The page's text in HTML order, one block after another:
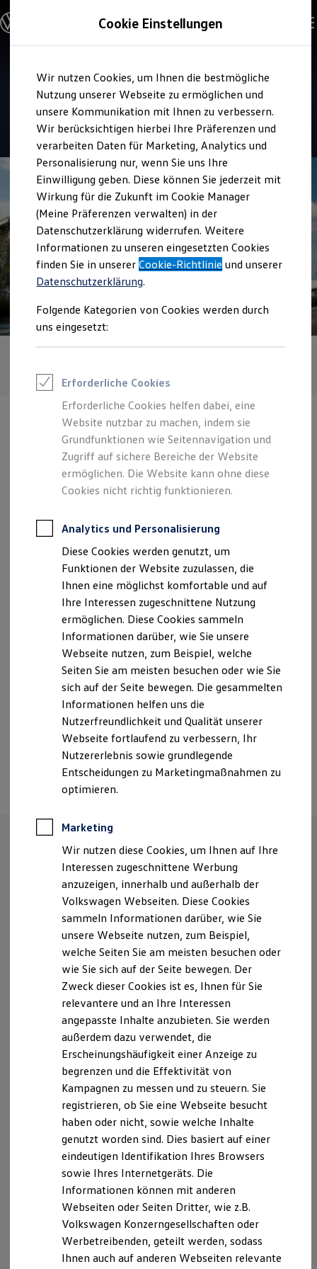
Hauptinhalt
springen
Footer
springen
Modelle & Konfigurator
Nutzfahrzeugkategorien entdecken
Modelle konfigurieren
Vorgängermodelle und Oldtimer
Vorgängermodelle
Oldtimer
Bulli Historie
Branchenlösungen & Gewerbekunden
Umbaulösungen und Hersteller finden
Auf- und Umbauten entdecken & konfigurieren
Groß- und Sonderkunden
Großkunden
Kommunen & Behörden
Journalisten
Sportvereine
Branchenlösungen
Bau & Handwerk
Gewerbliche Personenbeförderung
Service & mobile Werkstätten
Kurier, Logistik & Handel
Feuerwehr
Rettungsdienste
ONE Business ID Vorteile
Fahrzeugsuche & Marktplatz
Digitaler Marktplatz
Kauf & Finanzierung
Online-Fahrzeugbewertung
Aktionen & Angebote
E-Auto-Förderung
Für Privatkunden
Für Gewerbekunden
Profi Paket
TopDeal
Zertifizierte Gebrauchtwagen
Für Privatkunden
Für Gewerbekunden
Leasing
Für Privatkunden
Für Gewerbekunden
Versicherungen & Garantien
Garantien
Kfz-Versicherung für Nutzfahrzeuge
Restschuldversicherung
Wartungsverträge
Besitzer & Service
Reparatur & Service
Sommer-Special
Reparatur, Pflege & Inspektion
Servicetermin anfragen
Service-Vorteile bei Volkswagen Nutzfahrzeuge
ServicePlus
Economy Service
Räder & Reifen Service
Ersatzfahrzeuge
Software, Konnektivität & Apps
California App
VW Connect für Ihren ID. Buzz
VW Connect für Ihren Transporter/Caravelle
VW Connect für Ihren Amarok
VW Connect für andere Modelle
Connect Pro
Fleet Interface Data
Multistop Pathfinder
Übersicht Software Updates
Hilfreiches für Besitzer
Fahrerassistenz- und Sicherheitssysteme
Kontrollleuchten
Kurzfahrprofile und Ölverdünnung
XTL-Dieselkraftstoff
Ersatzteile und Betriebsflüssigkeiten
Original Zubehör und Lifestyle Produkte
myVolkswagen
myVolkswagen Business
Elektrisch & Autonom
Elektro - & Hybridfahrzeuge
Unser Ansatz
Klimafreundlicher Strom
Reichweite & Ladelösungen
Reichweitensimulator
Ladezeitensimulator
Ladelösungen für Privatkunden
Ladelösungen für Gewerbekunden
Wallbox und Ladekabel
Förderung & Kosten der Elektrofahrzeuge
Fördermöglichkeiten für Privatkunden
Fördermöglichkeiten für Gewerbekunden
Service
Autohaus Humm
4.8|47 Bewertungen
Verantwortlich für die Inhalte auf dieser Seite ist die Autohaus
Impressum & Rechtliches
Zentrale
Ulmer Straße 97, 88471 Laupheim
autohaus.humm@humm.vapn.de
+49 7392 97020
Montag-Freitag 07:30-18:00 Uhr
Samstag
08:30-12:30 Uhr
Ansprechpartner
Termin vereinbaren
Willkommen in unserem
Autohaus
1966 gründeten das Ehepaar Brigitte und Paul Humm
das Autohaus Humm in Laupheim. Sie hatten von
Anfang an den Traum, den besten Kundenservice und
die besten Reparaturleistungen anzubieten. Anfangs
wurden Modelle aller Fabrikate und
landwirtschaftliche Maschinen instandgesetzt und
gewartet. 1971 erhielt das Autohaus die Vertretung
der Automarke Audi NSU für Laupheim und
Umgebung. Mit der wachsenden Anzahl an
Kund:innen erfolgte 1972 der Umzug in die Ulmer
Straße 97 in Laupheim in eine moderne
Reparaturwerkstatt für PKW und Nutzfahrzeuge. Dort
erweiterten sie ihre Werkstatt und schafften eine
neue Ausstellungshalle, um die wachsende Anzahl
von Modellen der Marke Volkswagen und Audi
gerecht zu werden. Durch die Fusion von Volkswagen
und Audi in den 70er Jahren wurde das Autohaus
Humm ein Vertriebs- und Vermittlungspartner für die
Marken Volkswagen, Audi und Volkswagen
Nutzfahrzeuge. In den 80er Jahren traten die Söhne
Cookie Einstellungen
Wir nutzen Cookies, um Ihnen die bestmögliche
Nutzung unserer Webseite zu ermöglichen und
unsere Kommunikation mit Ihnen zu verbessern.
Wir berücksichtigen hierbei Ihre Präferenzen und
verarbeiten Daten für Marketing, Analytics und
Personalisierung nur, wenn Sie uns Ihre
Einwilligung geben. Diese können Sie jederzeit mit
Wirkung für die Zukunft im Cookie Manager
(Meine Präferenzen verwalten) in der
Datenschutzerklärung widerrufen. Weitere
Informationen zu unseren eingesetzten Cookies
finden Sie in unsererCookie-Richtlinie und unserer
Datenschutzerklärung.
Folgende Kategorien von Cookies werden durch
uns eingesetzt:
Erforderliche Cookies
Erforderliche Cookies helfen dabei, eine
Website nutzbar zu machen, indem sie
Grundfunktionen wie Seitennavigation und
Zugriff auf sichere Bereiche der Website
ermöglichen. Die Website kann ohne diese
Cookies nicht richtig funktionieren.
Analytics und Personalisierung
Diese Cookies werden genutzt, um
Funktionen der Website zuzulassen, die
Ihnen eine möglichst komfortable und auf
Ihre Interessen zugeschnittene Nutzung
ermöglichen. Diese Cookies sammeln
Informationen darüber, wie Sie unsere
Webseite nutzen, zum Beispiel, welche
Seiten Sie am meisten besuchen oder wie Sie
sich auf der Seite bewegen. Die gesammelten
Informationen helfen uns die
Nutzerfreundlichkeit und Qualität unserer
Webseite fortlaufend zu verbessern, Ihr
Nutzererlebnis sowie grundlegende
Entscheidungen zu Marketingmaßnahmen zu
optimieren.
Marketing
Wir nutzen diese Cookies, um Ihnen auf Ihre
Interessen zugeschnittene Werbung
anzuzeigen, innerhalb und außerhalb der
Volkswagen Webseiten. Diese Cookies
sammeln Informationen darüber, wie Sie
unsere Webseite nutzen, zum Beispiel,
welche Seiten Sie am meisten besuchen oder
wie Sie sich auf der Seite bewegen. Der
Zweck dieser Cookies ist es, Ihnen für Sie
relevantere und an Ihre Interessen
angepasste Inhalte anzubieten. Sie werden
außerdem dazu verwendet, die
Erscheinungshäufigkeit einer Anzeige zu
begrenzen und die Effektivität von
Kampagnen zu messen und zu steuern. Sie
registrieren, ob Sie eine Webseite besucht
haben oder nicht, sowie welche Inhalte
genutzt worden sind. Dies basiert auf einer
eindeutigen Identifikation Ihres Browsers
sowie Ihres Internetgeräts. Die
Informationen können mit anderen
Webseiten oder Seiten Dritter, wie z.B.
Volkswagen Konzerngesellschaften oder
Werbetreibenden, geteilt werden, sodass
Ihnen auch auf anderen Webseiten relevante